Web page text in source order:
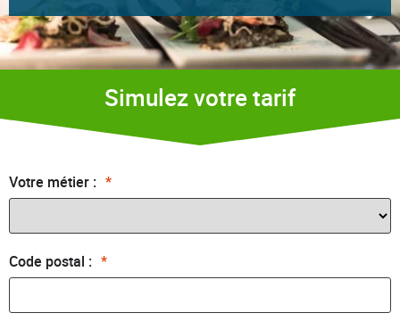
Simulez votre tarif
Votre métier : *
Code postal : *